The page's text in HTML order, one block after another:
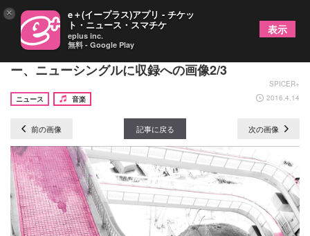
NICO Touches the Walls 美空ひばりの名曲をカバ
ー、ニューシングルに収録への画像2/3
SPICER+
ニュース
音楽 2016.4.14
前の画像 記事に戻る 次の画像
× e＋(イープラス)アプリ - チケッ
ト・ニュース・スマチケ
eplus inc.
無料 - Google Play
表示